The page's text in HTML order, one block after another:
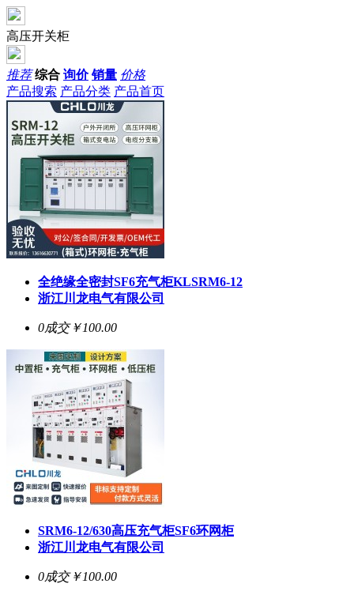
高压开关柜
推荐 综合 询价 销量 价格
产品搜索 产品分类 产品首页
全绝缘全密封SF6充气柜KLSRM6-12
浙江川龙电气有限公司
0成交￥100.00
SRM6-12/630高压充气柜SF6环网柜
浙江川龙电气有限公司
0成交￥100.00